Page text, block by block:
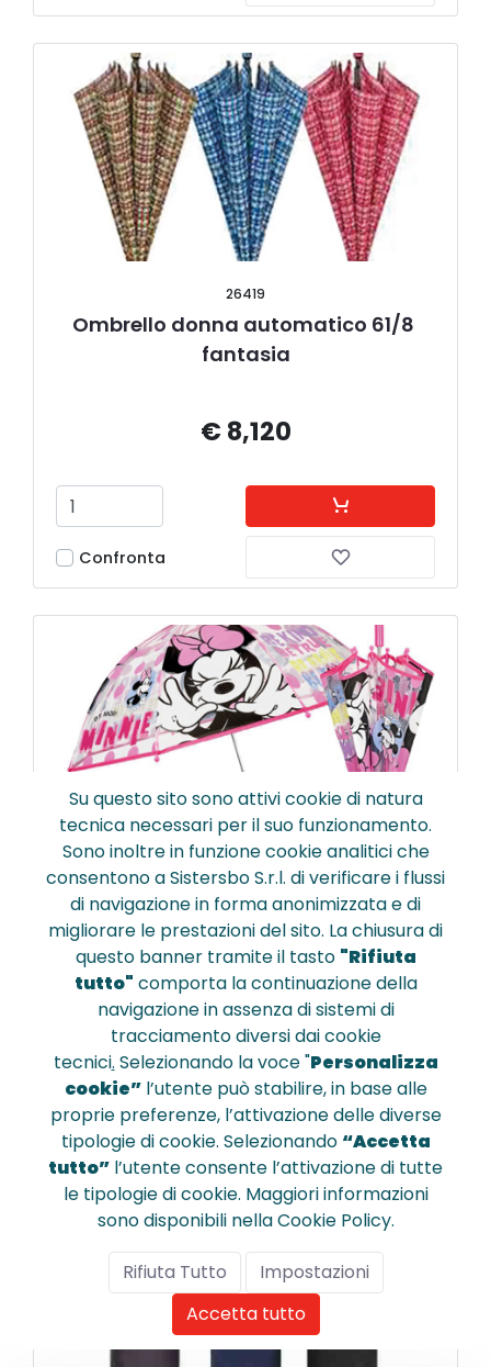
26419
Ombrello donna automatico 61/8
fantasia
€ 8,120
Confronta
Ombrello automatico 45 cm cupola
poe minnie
€ 6,070
Confronta
Su questo sito sono attivi cookie di natura
tecnica necessari per il suo funzionamento.
Sono inoltre in funzione cookie analitici che
consentono a Sistersbo S.r.l. di verificare i flussi
di navigazione in forma anonimizzata e di
migliorare le prestazioni del sito. La chiusura di
questo banner tramite il tasto "Rifiuta
tutto" comporta la continuazione della
navigazione in assenza di sistemi di
tracciamento diversi dai cookie
tecnici. Selezionando la voce "Personalizza
cookie”l’utente può stabilire, in base alle
proprie preferenze, l’attivazione delle diverse
tipologie di cookie. Selezionando “Accetta
tutto” l’utente consente l’attivazione di tutte
le tipologie di cookie. Maggiori informazioni
sono disponibili nella Cookie Policy.
Rifiuta Tutto
Impostazioni
Accetta tutto